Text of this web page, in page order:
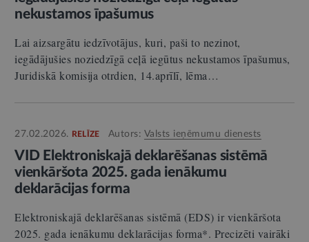
nekustamos īpašumus
Lai aizsargātu iedzīvotājus, kuri, paši to nezinot,
iegādājušies noziedzīgā ceļā iegūtus nekustamos īpašumus,
Juridiskā komisija otrdien, 14.aprīlī, lēma…
27.02.2026. RELĪZE Autors: Valsts ieņēmumu dienests
VID Elektroniskajā deklarēšanas sistēmā
vienkāršota 2025. gada ienākumu
deklarācijas forma
Elektroniskajā deklarēšanas sistēmā (EDS) ir vienkāršota
2025. gada ienākumu deklarācijas forma*. Precizēti vairāki